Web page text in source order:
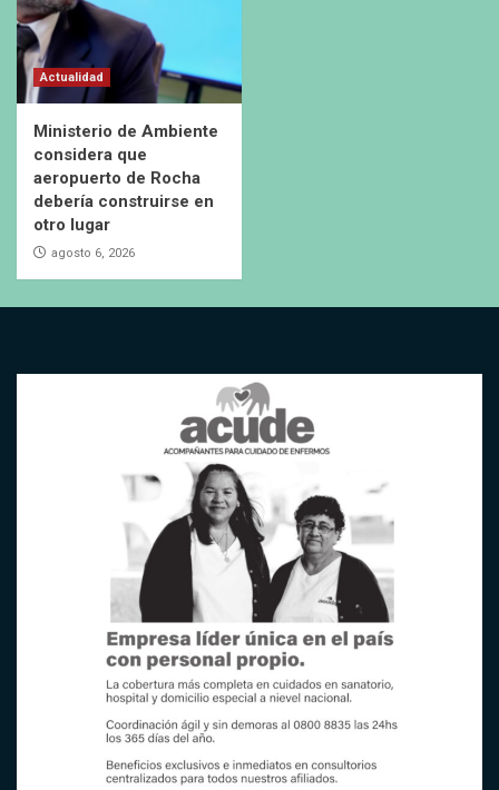
Actualidad
Ministerio de Ambiente
considera que
aeropuerto de Rocha
debería construirse en
otro lugar
agosto 6, 2026